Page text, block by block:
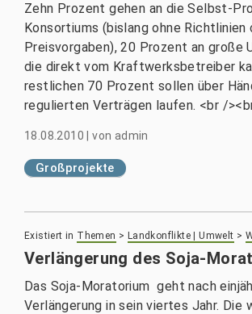
Zehn Prozent gehen an die Selbst-
Konsortiums (bislang ohne Richtlinien
Preisvorgaben), 20 Prozent an große
die direkt vom Kraftwerksbetreiber
restlichen 70 Prozent sollen über
regulierten Verträgen laufen. <br /
18.08.2010 |von admin
Großprojekte
Existiert in Themen > Landkonflikte | Umwelt >
Verlängerung des Soja-
Das Soja-Moratorium geht nach
Verlängerung in sein viertes Jahr. Die